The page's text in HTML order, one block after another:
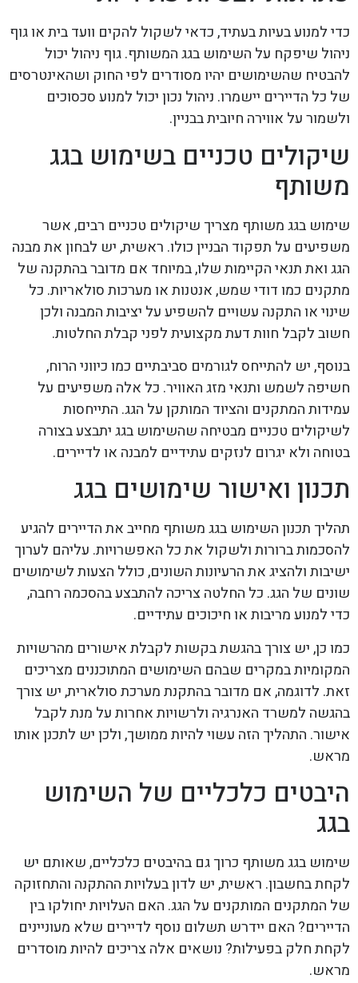
כדי למנוע בעיות בעתיד, כדאי לשקול להקים וועד בית או גוף
ניהול שיפקח על השימוש בגג המשותף. גוף ניהול יכול
להבטיח שהשימושים יהיו מסודרים לפי החוק ושהאינטרסים
של כל הדיירים יישמרו. ניהול נכון יכול למנוע סכסוכים
ולשמור על אווירה חיובית בבניין.
שיקולים טכניים בשימוש בגג
משותף
שימוש בגג משותף מצריך שיקולים טכניים רבים, אשר
משפיעים על תפקוד הבניין כולו. ראשית, יש לבחון את מבנה
הגג ואת תנאי הקיימות שלו, במיוחד אם מדובר בהתקנה של
מתקנים כמו דודי שמש, אנטנות או מערכות סולאריות. כל
שינוי או התקנה עשויים להשפיע על יציבות המבנה ולכן
חשוב לקבל חוות דעת מקצועית לפני קבלת החלטות.
בנוסף, יש להתייחס לגורמים סביבתיים כמו כיווני הרוח,
חשיפה לשמש ותנאי מזג האוויר. כל אלה משפיעים על
עמידות המתקנים והציוד המותקן על הגג. התייחסות
לשיקולים טכניים מבטיחה שהשימוש בגג יתבצע בצורה
בטוחה ולא יגרום לנזקים עתידיים למבנה או לדיירים.
תכנון ואישור שימושים בגג
תהליך תכנון השימוש בגג משותף מחייב את הדיירים להגיע
להסכמות ברורות ולשקול את כל האפשרויות. עליהם לערוך
ישיבות ולהציג את הרעיונות השונים, כולל הצעות לשימושים
שונים של הגג. כל החלטה צריכה להתבצע בהסכמה רחבה,
כדי למנוע מריבות או חיכוכים עתידיים.
כמו כן, יש צורך בהגשת בקשות לקבלת אישורים מהרשויות
המקומיות במקרים שבהם השימושים המתוכננים מצריכים
זאת. לדוגמה, אם מדובר בהתקנת מערכת סולארית, יש צורך
בהגשה למשרד האנרגיה ולרשויות אחרות על מנת לקבל
אישור. התהליך הזה עשוי להיות ממושך, ולכן יש לתכנן אותו
מראש.
היבטים כלכליים של השימוש
בגג
שימוש בגג משותף כרוך גם בהיבטים כלכליים, שאותם יש
לקחת בחשבון. ראשית, יש לדון בעלויות ההתקנה והתחזוקה
של המתקנים המותקנים על הגג. האם העלויות יחולקו בין
הדיירים? האם יידרש תשלום נוסף לדיירים שלא מעוניינים
לקחת חלק בפעילות? נושאים אלה צריכים להיות מוסדרים
מראש.